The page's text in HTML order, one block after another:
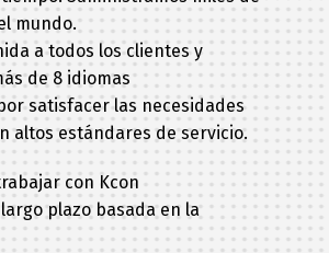
mundo.
a todos los clientes y
de 8 idiomas
satisfacer las necesidades
altos estándares de servicio.
con Kcon
plazo basada en la